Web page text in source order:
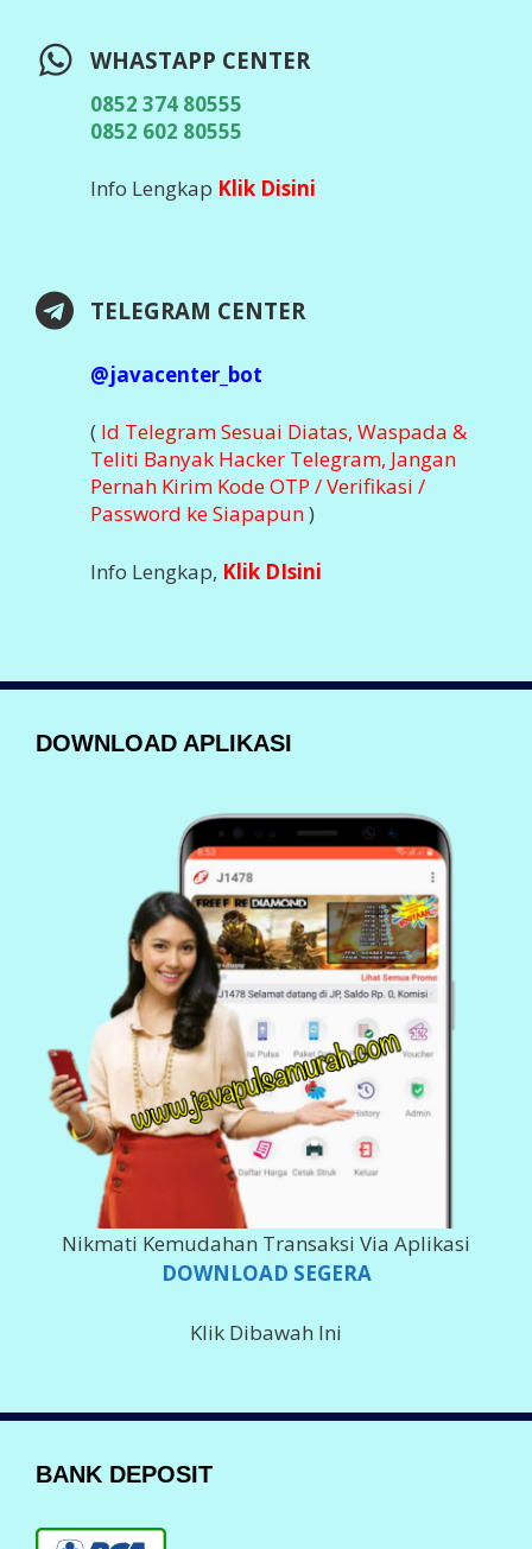
WHASTAPP CENTER
0852 374 80555
0852 602 80555
Info Lengkap Klik Disini
TELEGRAM CENTER
@javacenter_bot
( Id Telegram Sesuai Diatas, Waspada &
Teliti Banyak Hacker Telegram, Jangan
Pernah Kirim Kode OTP / Verifikasi /
Password ke Siapapun)
Info Lengkap, Klik DIsini
DOWNLOAD APLIKASI
Nikmati Kemudahan Transaksi Via Aplikasi
DOWNLOAD SEGERA
Klik Dibawah Ini
BANK DEPOSIT